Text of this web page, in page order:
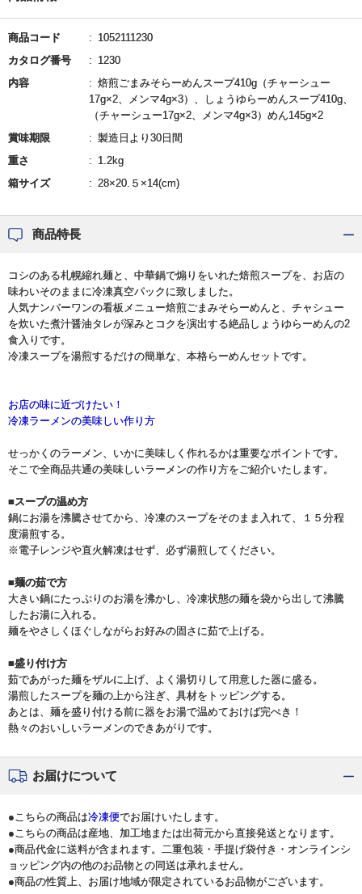
商品コード
1052111230
カタログ番号
1230
内容
焙煎ごまみそらーめんスープ410g（チャーシュー
17g×2、メンマ4g×3）、しょうゆらーめんスープ410g、
（チャーシュー17g×2、メンマ4g×3）めん145g×2
賞味期限
製造日より30日間
重さ
1.2kg
箱サイズ
28×20.５×14(cm)
商品特長
コシのある札幌縮れ麺と、中華鍋で煽りをいれた焙煎スープを、お店の
味わいそのままに冷凍真空パックに致しました。
人気ナンバーワンの看板メニュー焙煎ごまみそらーめんと、チャシュー
を炊いた煮汁醤油タレが深みとコクを演出する絶品しょうゆらーめんの2
食入りです。
冷凍スープを湯煎するだけの簡単な、本格らーめんセットです。
お店の味に近づけたい！
冷凍ラーメンの美味しい作り方
せっかくのラーメン、いかに美味しく作れるかは重要なポイントです。
そこで全商品共通の美味しいラーメンの作り方をご紹介いたします。
■スープの温め方
鍋にお湯を沸騰させてから、冷凍のスープをそのまま入れて、１５分程
度湯煎する。
※電子レンジや直火解凍はせず、必ず湯煎してください。
■麺の茹で方
大きい鍋にたっぷりのお湯を沸かし、冷凍状態の麺を袋から出して沸騰
したお湯に入れる。
麺をやさしくほぐしながらお好みの固さに茹で上げる。
■盛り付け方
茹であがった麺をザルに上げ、よく湯切りして用意した器に盛る。
湯煎したスープを麺の上から注ぎ、具材をトッピングする。
あとは、麺を盛り付ける前に器をお湯で温めておけば完ぺき！
熱々のおいしいラーメンのできあがりです。
お届けについて
●こちらの商品は冷凍便でお届けいたします。
●こちらの商品は産地、加工地または出荷元から直接発送となります。
●商品代金に送料が含まれます。二重包装・手提げ袋付き・オンラインシ
ョッピング内の他のお品物との同送は承れません。
●商品の性質上、お届け地域が限定されているお品物がございます。